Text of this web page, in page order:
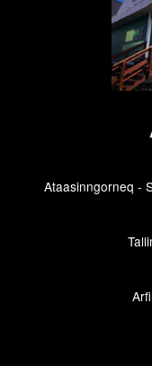
Ataasinngorneq -